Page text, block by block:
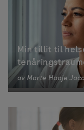
Min tillit til
av Marte Haaje